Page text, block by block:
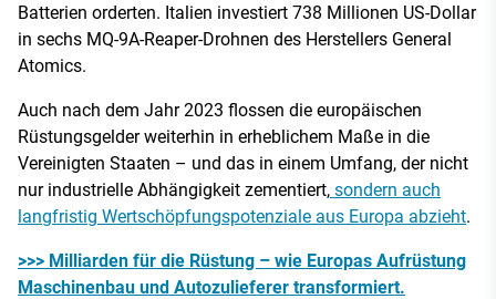
Batterien orderten. Italien investiert 738 Millionen US-Dollar
in sechs MQ-9A-Reaper-Drohnen des Herstellers General
Atomics.
Auch nach dem Jahr 2023 flossen die europäischen
Rüstungsgelder weiterhin in erheblichem Maße in die
Vereinigten Staaten – und das in einem Umfang, der nicht
nur industrielle Abhängigkeit zementiert, sondern auch
langfristig Wertschöpfungspotenziale aus Europa abzieht.
>>> Milliarden für die Rüstung – wie Europas Aufrüstung
Maschinenbau und Autozulieferer transformiert.